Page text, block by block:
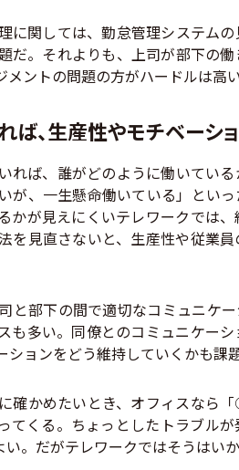
に関しては、勤怠管理システム
だ。それよりも、上司が部下の
ントの問題の方がハードルは高い
ば、生産性やモチベーシ
れば、誰がどのように働いてい
が、一生懸命働いている」とい
かが見えにくいテレワークでは
を見直さないと、生産性や従業
部下の間で適切なコミュニケー
も多い。同僚とのコミュニケー
ョンをどう維持していくかも課
確かめたいとき、オフィスなら
てくる。ちょっとしたトラブル
。だがテレワークではそうはいか